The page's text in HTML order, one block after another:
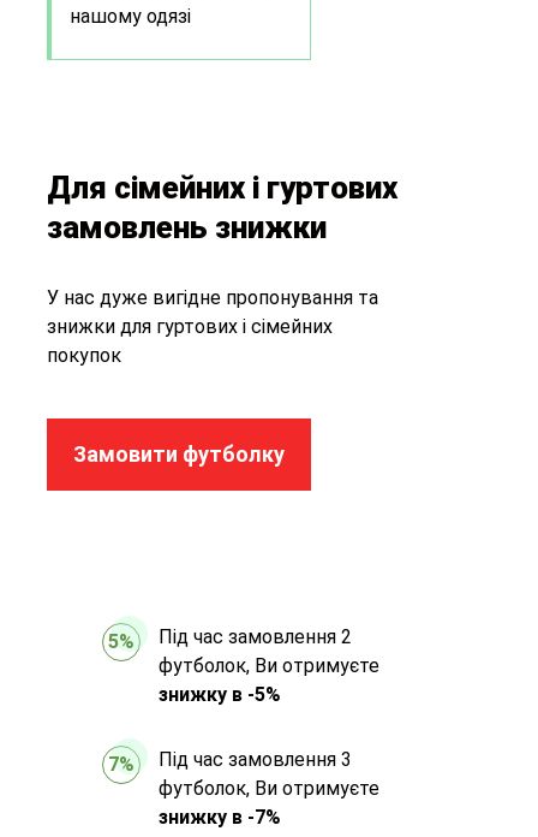
нашому одязі
Для сімейних і гуртових
замовлень знижки
У нас дуже вигідне пропонування та
знижки для гуртових і сімейних
покупок
Замовити футболку
5%
Під час замовлення 2
футболок, Ви отримуєте
знижку в -5%
7%
Під час замовлення 3
футболок, Ви отримуєте
знижку в -7%